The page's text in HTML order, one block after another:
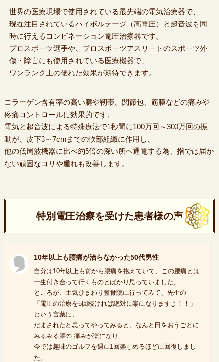
世界の医療現場で使用されている最先端の電気治療器で、
現在注目されているハイボルテージ（高電圧）と超音波を同
時に行えるコンビネーション電圧治療器です。
プロスポーツ選手や、プロスポーツアスリートのスポーツ外
傷・障害にも使用されている医療機器で、
ワンランク上の優れた効果が期待できます。
コラーゲン含有率の高い腱や靭帯、関節包、筋膜などの痛みや
疼痛コントロールに効果的です。
電気と超音波による特殊療法で1秒間に100万回～300万回の振
動が、皮下3～7cmまでの軟部組織に作用し、
他の低周波機器に比べ約5倍の深い所へ通電する為、指では届か
ない頑固なコリや腫れも改善します。
特別電圧治療を受けた患者様の声
10年以上も腰痛が治らなかった50代男性
自分は10年以上も前から腰痛を抱えていて、この腰痛とは
一生付き合って行くものとばかり思っていました。
ところが、土気ひまわり整骨院に行ってみて、先生の
「電圧の治療を5回続ければ絶対に楽になりますよ！！」
という言葉に、
だまされたと思ってやってみると、なんと日をおうごとに
みるみる腰の 痛みが楽になり、
今では趣味のゴルフを週に1回楽しめるほどに回復しまし
た。